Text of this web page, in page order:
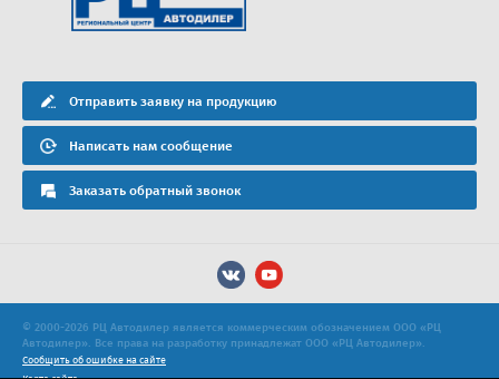
Отправить заявку на продукцию
Написать нам сообщение
Заказать обратный звонок
© 2000-2026 РЦ Автодилер является коммерческим обозначением ООО «РЦ
Автодилер». Все права на разработку принадлежат ООО «РЦ Автодилер».
Сообщить об ошибке на сайте